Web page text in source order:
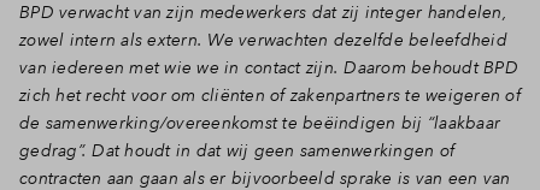
BPD verwacht van zijn medewerkers dat zij integer handelen,
zowel intern als extern. We verwachten dezelfde beleefdheid
van iedereen met wie we in contact zijn. Daarom behoudt BPD
zich het recht voor om cliënten of zakenpartners te weigeren of
de samenwerking/overeenkomst te beëindigen bij “laakbaar
gedrag”. Dat houdt in dat wij geen samenwerkingen of
contracten aan gaan als er bijvoorbeeld sprake is van een van